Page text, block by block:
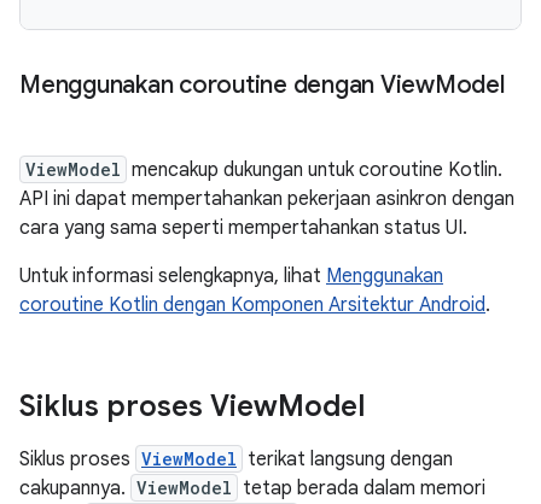
Menggunakan coroutine dengan ViewModel
ViewModel mencakup dukungan untuk coroutine Kotlin.
API ini dapat mempertahankan pekerjaan asinkron dengan
cara yang sama seperti mempertahankan status UI.
Untuk informasi selengkapnya, lihat Menggunakan
coroutine Kotlin dengan Komponen Arsitektur Android.
Siklus proses ViewModel
Siklus proses ViewModel terikat langsung dengan
cakupannya. ViewModel tetap berada dalam memori